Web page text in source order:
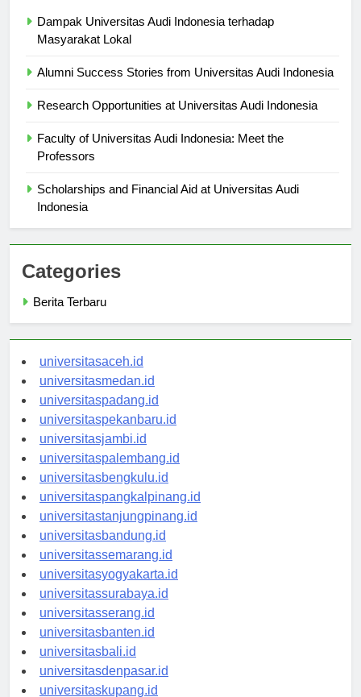
Dampak Universitas Audi Indonesia terhadap
Faculty of Universitas Audi Indonesia: Meet the
Scholarships and Financial Aid at Universitas Audi
Categories
universitasaceh.id
universitasmedan.id
universitaspadang.id
universitaspekanbaru.id
universitasjambi.id
universitaspalembang.id
universitasbengkulu.id
universitaspangkalpinang.id
universitastanjungpinang.id
universitasbandung.id
universitassemarang.id
universitasyogyakarta.id
universitassurabaya.id
universitasserang.id
universitasbanten.id
universitasbali.id
universitasdenpasar.id